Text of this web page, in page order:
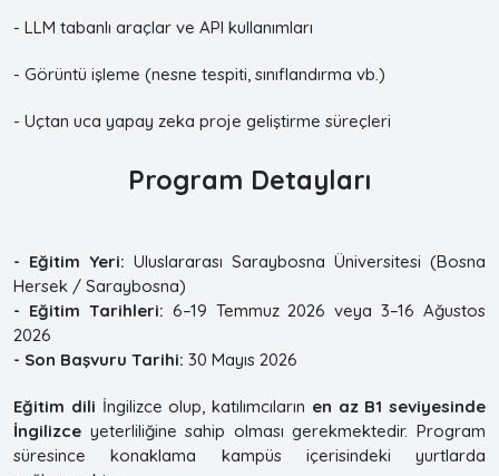
- LLM tabanlı araçlar ve API kullanımları
- Görüntü işleme (nesne tespiti, sınıflandırma vb.)
- Uçtan uca yapay zeka proje geliştirme süreçleri
Program Detayları
- Eğitim Yeri: Uluslararası Saraybosna Üniversitesi (Bosna
Hersek / Saraybosna)
- Eğitim Tarihleri: 6–19 Temmuz 2026 veya 3–16 Ağustos
2026
- Son Başvuru Tarihi: 30 Mayıs 2026
Eğitim dili İngilizce olup, katılımcıların en az B1 seviyesinde
İngilizce yeterliliğine sahip olması gerekmektedir. Program
süresince konaklama kampüs içerisindeki yurtlarda